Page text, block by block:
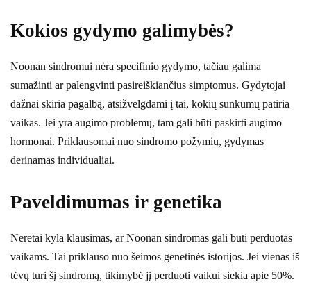
Kokios gydymo galimybės?
Noonan sindromui nėra specifinio gydymo, tačiau galima
sumažinti ar palengvinti pasireiškiančius simptomus. Gydytojai
dažnai skiria pagalbą, atsižvelgdami į tai, kokių sunkumų patiria
vaikas. Jei yra augimo problemų, tam gali būti paskirti augimo
hormonai. Priklausomai nuo sindromo požymių, gydymas
derinamas individualiai.
Paveldimumas ir genetika
Neretai kyla klausimas, ar Noonan sindromas gali būti perduotas
vaikams. Tai priklauso nuo šeimos genetinės istorijos. Jei vienas iš
tėvų turi šį sindromą, tikimybė jį perduoti vaikui siekia apie 50%.